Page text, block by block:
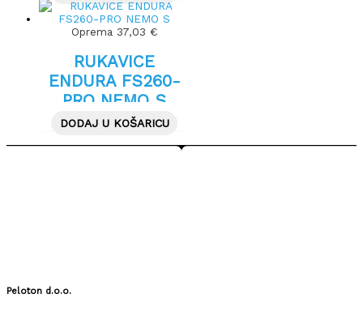
Oprema 37,03 €
RUKAVICE
ENDURA FS260-
PRO NEMO S
DODAJ U KOŠARICU
Peloton d.o.o.